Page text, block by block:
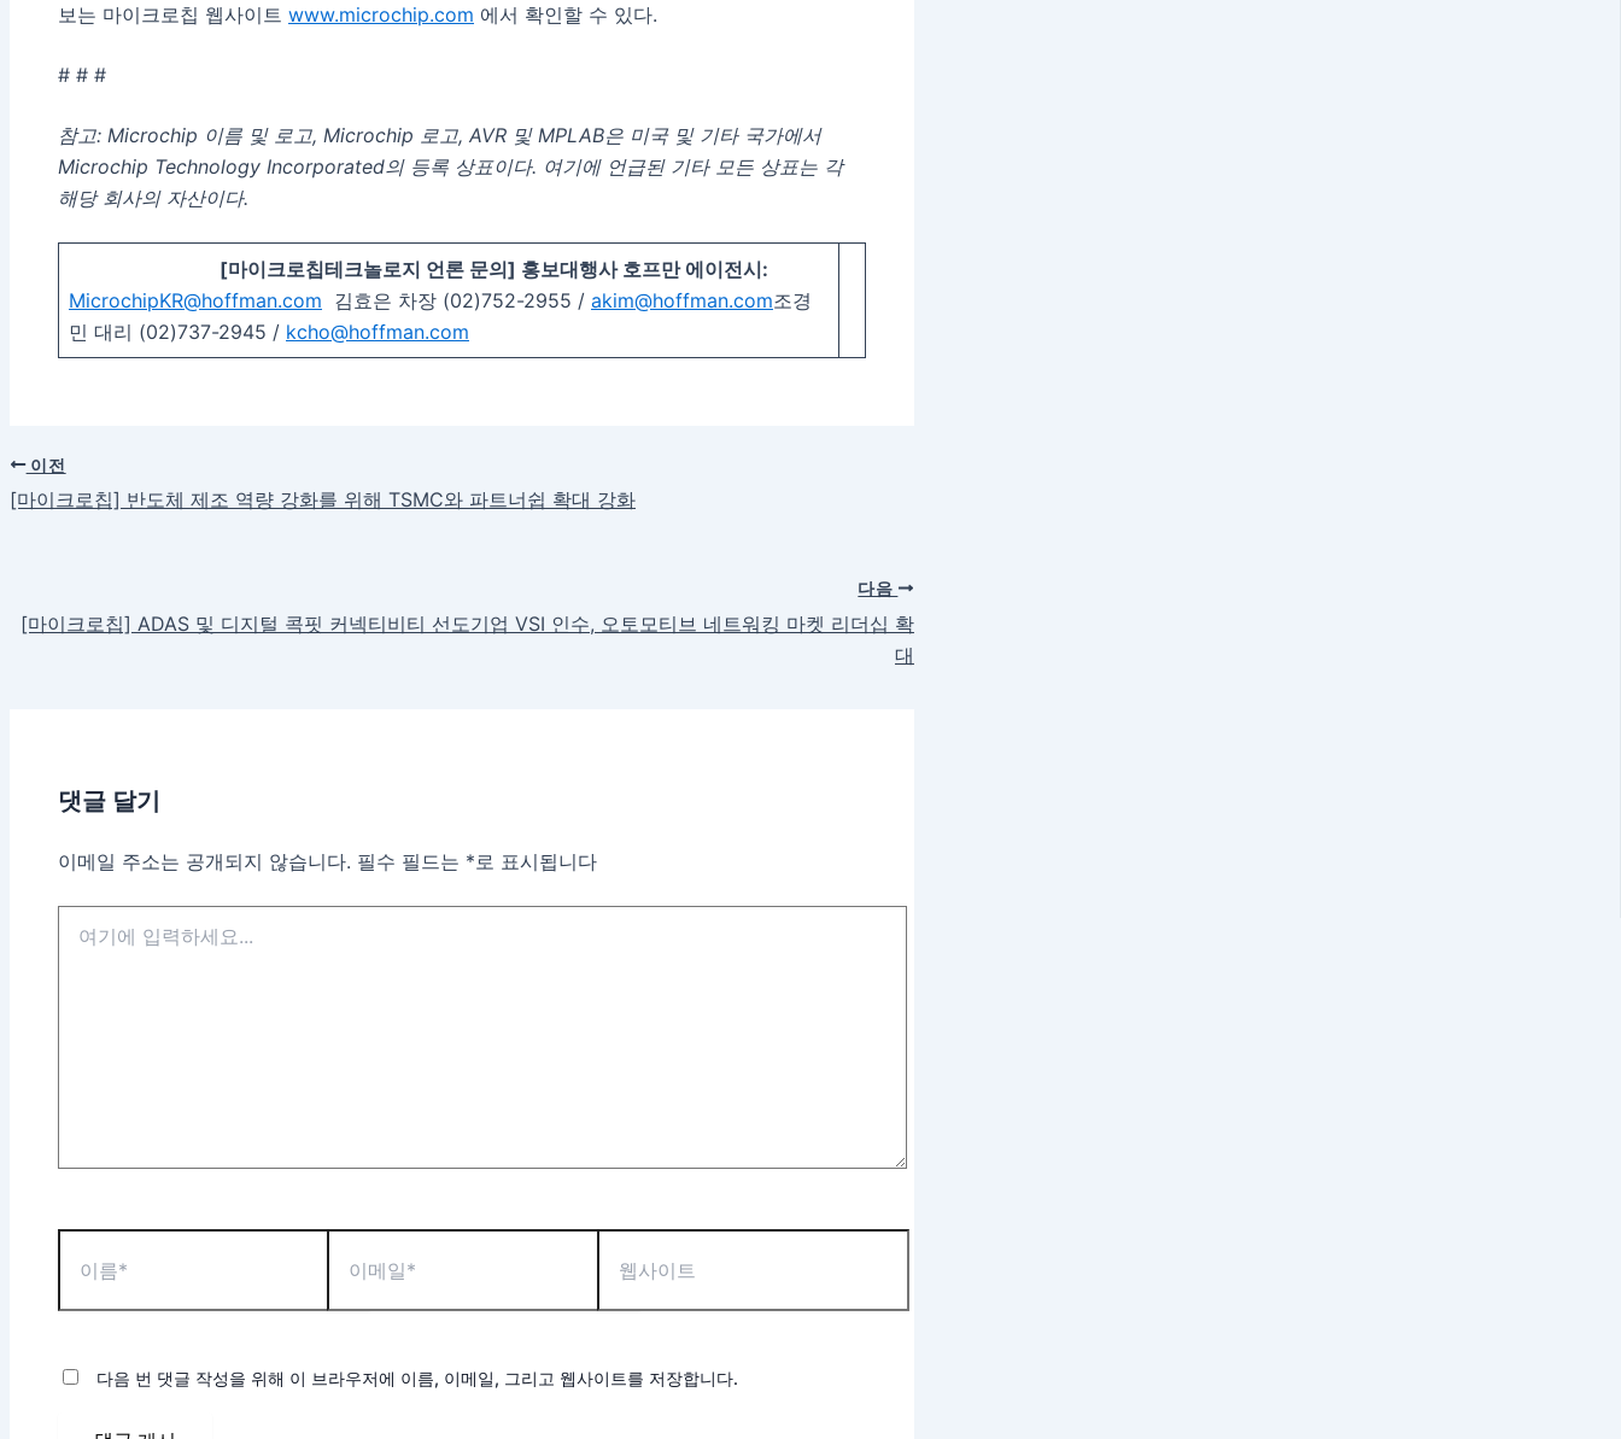
보는 마이크로칩 웹사이트 www.microchip.com 에서 확인할 수 있다.
# # #
참고: Microchip 이름 및 로고, Microchip 로고, AVR 및 MPLAB은 미국 및 기타 국가에서
Microchip Technology Incorporated의 등록 상표이다. 여기에 언급된 기타 모든 상표는 각
해당 회사의 자산이다.
[마이크로칩테크놀로지 언론 문의] 홍보대행사 호프만 에이전시:
MicrochipKR@hoffman.com 김효은 차장 (02)752-2955 / akim@hoffman.com조경
민 대리 (02)737-2945 / kcho@hoffman.com
이전
[마이크로칩] 반도체 제조 역량 강화를 위해 TSMC와 파트너쉽 확대 강화
다음
[마이크로칩] ADAS 및 디지털 콕핏 커넥티비티 선도기업 VSI 인수, 오토모티브 네트워킹 마켓 리더십 확
대
댓글 달기
이메일 주소는 공개되지 않습니다. 필수 필드는 * 로 표시됩니다
다음 번 댓글 작성을 위해 이 브라우저에 이름, 이메일, 그리고 웹사이트를 저장합니다.